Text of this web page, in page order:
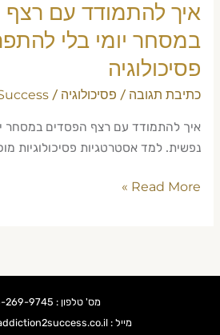
איך להתמודד עם רצף
במסחר יומי בלי
פסיכולוגיה
כתיבת תגובה / פסיכולוגיה /
איך להתמודד עם רצף הפסדים במסחר
נפשית. למד אסטרטגיות פסיכולוגיות
פסיכולוגיה
Read More »
מס' טלפון : 055-269-9745
מייל : Contact@addiction2success.co.il